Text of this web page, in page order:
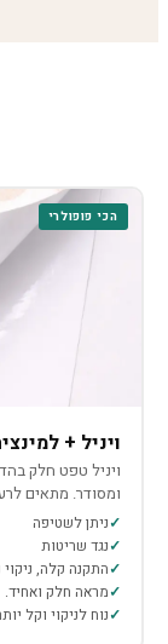
הכי פופולרי
ויניל +
ויניל טפט חלק
ומסודר. מתאים
ניתן לשטיפה
נגד שריטות
התקנה קלה,
מראה חלק ואחיד.
נוח לניקוי וקל